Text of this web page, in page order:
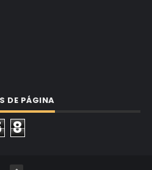
DE PÁGINA
8